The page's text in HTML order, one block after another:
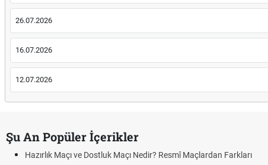
26.07.2026
16.07.2026
12.07.2026
Şu An Popüler İçerikler